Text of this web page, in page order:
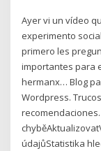
Ayer vi un vídeo
experimento
primero les
importantes para
hermanx… Blog
Wordpress.
údajůStatistika